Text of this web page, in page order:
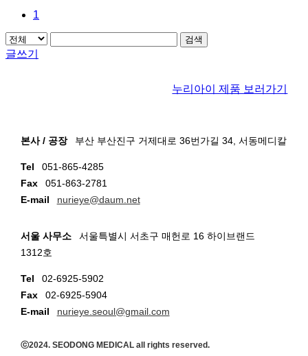
1
검색
글쓰기
누리아이 제품 보러가기
본사 / 공장 부산 부산진구 거제대로 36번가길 34, 서동메디칼
Tel
051-865-4285
Fax
051-863-2781
E-mail
nurieye@daum.net
서울 사무소
서울특별시 서초구 매헌로 16 하이브랜드
1312호
Tel
02-6925-5902
Fax
02-6925-5904
E-mail
nurieye.seoul@gmail.com
ⓒ2024. SEODONG MEDICAL all rights reserved.